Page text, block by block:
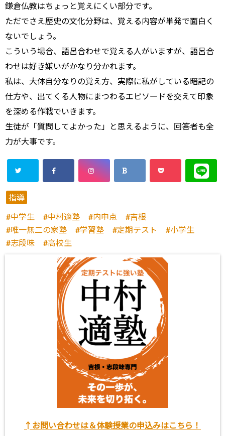
鎌倉仏教はちょっと覚えにくい部分です。
ただでさえ歴史の文化分野は、覚える内容が単発で面白く
ないでしょう。
こういう場合、語呂合わせで覚える人がいますが、語呂合
わせは好き嫌いがかなり分かれます。
私は、大体自分なりの覚え方、実際に私がしている暗記の
仕方や、出てくる人物にまつわるエピソードを交えて印象
を深める作戦でいきます。
生徒が「質問してよかった」と思えるように、回答者も全
力が大事です。
指導
中学生
中村適塾 内申点
吉根
唯一無二の家塾
学習塾 定期テスト
小学生
志段味
高校生
↑お問い合わせは＆体験授業の申込みはこちら！